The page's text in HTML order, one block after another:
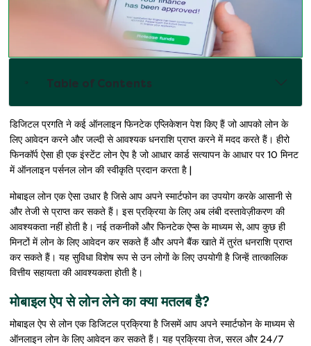
Table of Contents
डिजिटल प्रगति ने कई ऑनलाइन फिनटेक एप्लिकेशन पेश किए हैं जो आपको लोन के
लिए आवेदन करने और जल्दी से आवश्यक धनराशि प्राप्त करने में मदद करते हैं। हीरो
फिनकॉर्प ऐसा ही एक इंस्टेंट लोन ऐप है जो आधार कार्ड सत्यापन के आधार पर 10 मिनट
में ऑनलाइन पर्सनल लोन की स्वीकृति प्रदान करता है |
मोबाइल लोन एक ऐसा उधार है जिसे आप अपने स्मार्टफोन का उपयोग करके आसानी से
और तेजी से प्राप्त कर सकते हैं। इस प्रक्रिया के लिए अब लंबी दस्तावेज़ीकरण की
आवश्यकता नहीं होती है। नई तकनीकों और फिनटेक ऐप्स के माध्यम से, आप कुछ ही
मिनटों में लोन के लिए आवेदन कर सकते हैं और अपने बैंक खाते में तुरंत धनराशि प्राप्त
कर सकते हैं। यह सुविधा विशेष रूप से उन लोगों के लिए उपयोगी है जिन्हें तात्कालिक
वित्तीय सहायता की आवश्यकता होती है।
मोबाइल ऐप से लोन लेने का क्या मतलब है?
मोबाइल ऐप से लोन एक डिजिटल प्रक्रिया है जिसमें आप अपने स्मार्टफोन के माध्यम से
ऑनलाइन लोन के लिए आवेदन कर सकते हैं। यह प्रक्रिया तेज, सरल और 24/7